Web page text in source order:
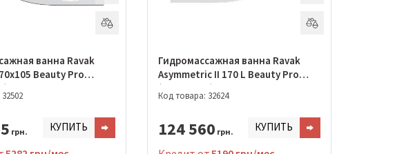
ванна Ravak
Beauty Pro
грн. КУПИТЬ
Гидромассажная ванна Ravak
Asymmetric II 170 L Beauty Pro
(GMSR0964)
Код товара: 32624
124 560 грн. КУПИТЬ